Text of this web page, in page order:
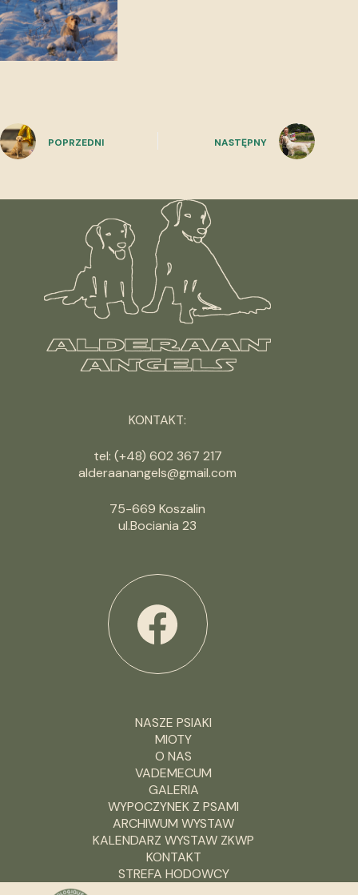
POPRZEDNI NASTĘPNY
KONTAKT:
tel: (+48) 602 367 217
alderaanangels@gmail.com
75-669 Koszalin
ul.Bociania 23
NASZE PSIAKI
MIOTY
O NAS
VADEMECUM
GALERIA
WYPOCZYNEK Z PSAMI
ARCHIWUM WYSTAW
KALENDARZ WYSTAW ZKWP
KONTAKT
STREFA HODOWCY